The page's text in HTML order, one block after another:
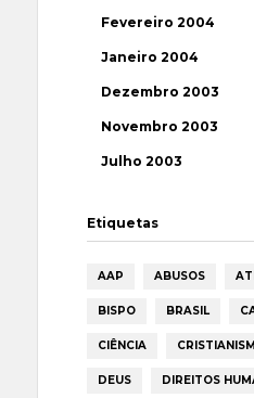
Fevereiro 2004
Janeiro 2004
Dezembro 2003
Novembro 2003
Julho 2003
Etiquetas
AAP ABUSOS
BISPO BRASIL
CIÊNCIA
DEUS DIREITOS